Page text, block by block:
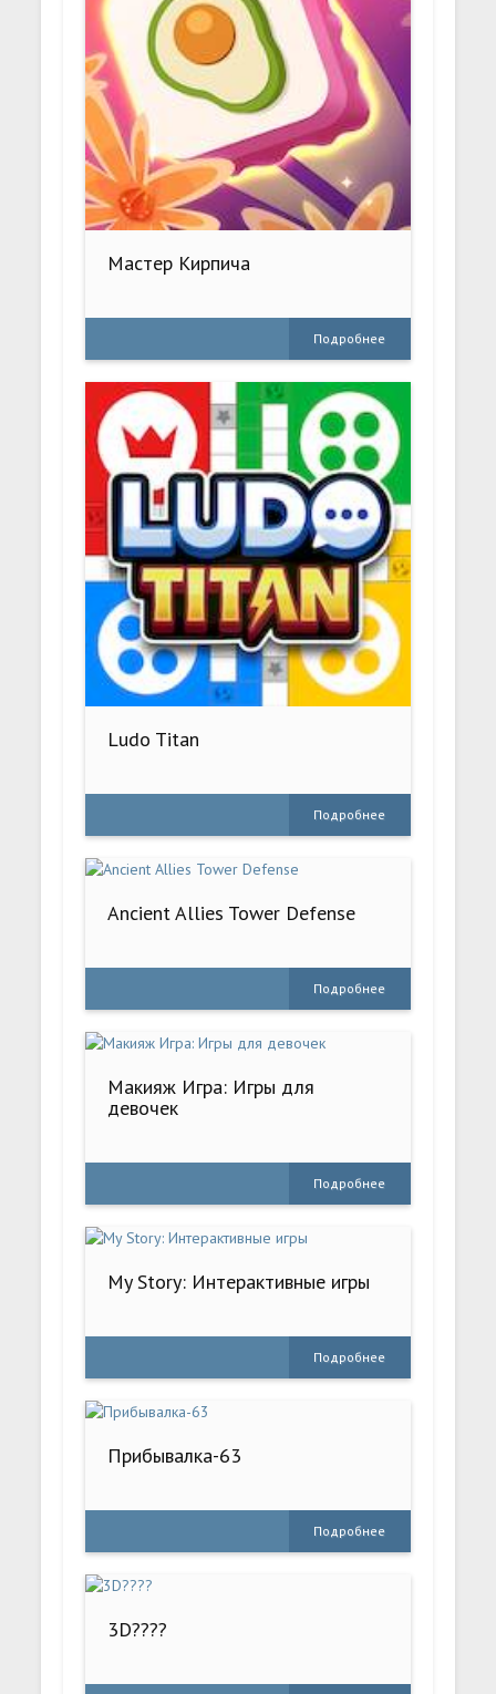
Мастер Кирпича
Подробнее
Ludo Titan
Подробнее
Ancient Allies Tower Defense
Подробнее
Макияж Игра: Игры для
девочек
Подробнее
My Story: Интерактивные игры
Подробнее
Прибывалка-63
Подробнее
3D????